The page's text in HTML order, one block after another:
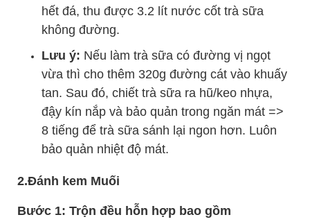
hết đá, thu được 3.2 lít nước cốt trà sữa
không đường.
Lưu ý: Nếu làm trà sữa có đường vị ngọt
vừa thì cho thêm 320g đường cát vào khuấy
tan. Sau đó, chiết trà sữa ra hũ/keo nhựa,
đậy kín nắp và bảo quản trong ngăn mát =>
8 tiếng để trà sữa sánh lại ngon hơn. Luôn
bảo quản nhiệt độ mát.
2.Đánh kem Muối
Bước 1: Trộn đều hỗn hợp bao gồm